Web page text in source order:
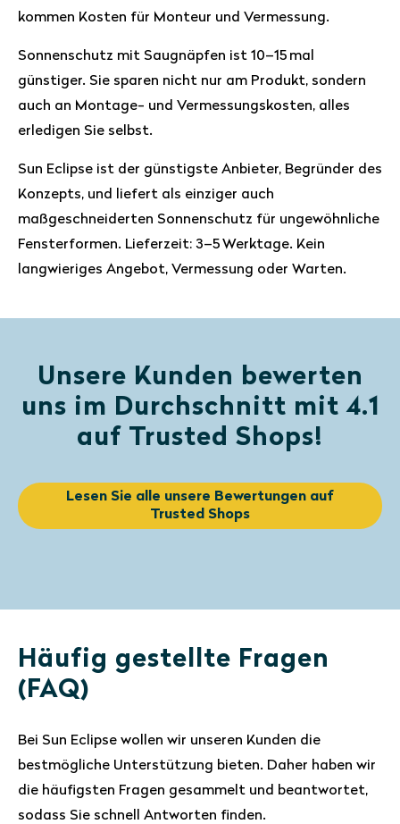
kommen Kosten für Monteur und Vermessung.
Sonnenschutz mit Saugnäpfen ist 10–15 mal
günstiger. Sie sparen nicht nur am Produkt, sondern
auch an Montage- und Vermessungskosten, alles
erledigen Sie selbst.
Sun Eclipse ist der günstigste Anbieter, Begründer des
Konzepts, und liefert als einziger auch
maßgeschneiderten Sonnenschutz für ungewöhnliche
Fensterformen. Lieferzeit: 3–5 Werktage. Kein
langwieriges Angebot, Vermessung oder Warten.
Unsere Kunden bewerten
uns im Durchschnitt mit 4.1
auf Trusted Shops!
Lesen Sie alle unsere Bewertungen auf
Trusted Shops
Häufig gestellte Fragen
(FAQ)
Bei Sun Eclipse wollen wir unseren Kunden die
bestmögliche Unterstützung bieten. Daher haben wir
die häufigsten Fragen gesammelt und beantwortet,
sodass Sie schnell Antworten finden.